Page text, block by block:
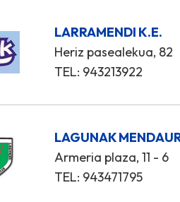
LARRAMENDI K.E.
Heriz pasealekua, 82
TEL: 943213922
LAGUNAK
Armeria plaza, 11 - 6
TEL: 943471795